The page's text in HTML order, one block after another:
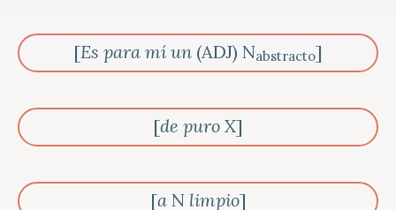
[Es para mí un (ADJ) Nabstracto]
[de puro X]
[aN limpio]